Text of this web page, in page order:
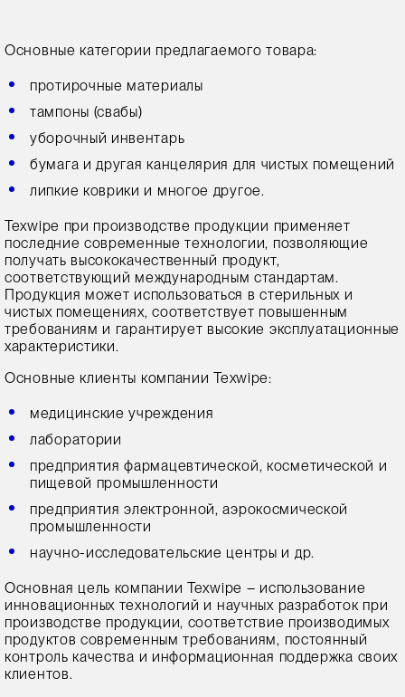
Основные категории предлагаемого товара:
протирочные материалы
тампоны (свабы)
уборочный инвентарь
бумага и другая канцелярия для чистых помещений
липкие коврики и многое другое.
Texwipe при производстве продукции применяет
последние современные технологии, позволяющие
получать высококачественный продукт,
соответствующий международным стандартам.
Продукция может использоваться в стерильных и
чистых помещениях, соответствует повышенным
требованиям и гарантирует высокие эксплуатационные
характеристики.
Основные клиенты компании Texwipe:
медицинские учреждения
лаборатории
предприятия фармацевтической, косметической и
пищевой промышленности
предприятия электронной, аэрокосмической
промышленности
научно-исследовательские центры и др.
Основная цель компании Texwipe – использование
инновационных технологий и научных разработок при
производстве продукции, соответствие производимых
продуктов современным требованиям, постоянный
контроль качества и информационная поддержка своих
клиентов.